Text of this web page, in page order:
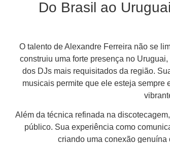
Do Brasil ao
O talento de Alexandre Ferreira não se
construiu uma forte presença no
dos DJs mais requisitados da região.
musicais permite que ele esteja sempre
Além da técnica refinada na
público. Sua experiência como
criando uma conexão